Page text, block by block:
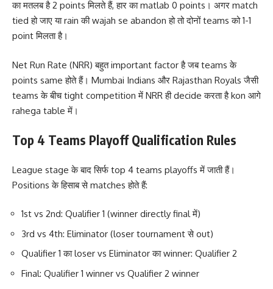
का मतलब है 2 points मिलते हैं, हार का matlab 0 points। अगर match
tied हो जाए या rain की wajah se abandon हो तो दोनों teams को 1-1
point मिलता है।
Net Run Rate (NRR) बहुत important factor है जब teams के
points same होते हैं। Mumbai Indians और Rajasthan Royals जैसी
teams के बीच tight competition में NRR ही decide करता है kon आगे
rahega table में।
Top 4 Teams Playoff Qualification Rules
League stage के बाद सिर्फ top 4 teams playoffs में जाती हैं।
Positions के हिसाब से matches होते हैं:
1st vs 2nd: Qualifier 1 (winner directly final में)
3rd vs 4th: Eliminator (loser tournament से out)
Qualifier 1 का loser vs Eliminator का winner: Qualifier 2
Final: Qualifier 1 winner vs Qualifier 2 winner